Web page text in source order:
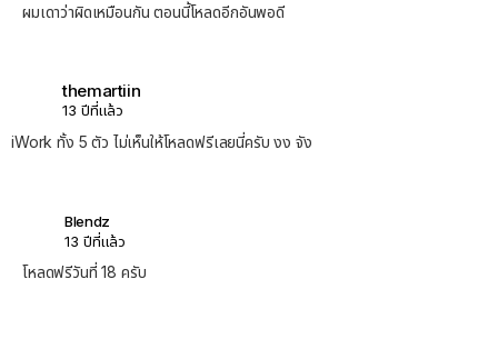
ผมเดาว่าผิดเหมือนกัน ตอนนี้โหลดอีกอันพอดี
themartiin
13 ปีที่แล้ว
iWork ทั้ง 5 ตัว ไม่เห็นให้โหลดฟรีเลยนี่ครับ งง จัง
Blendz
13 ปีที่แล้ว
โหลดฟรีวันที่ 18 ครับ